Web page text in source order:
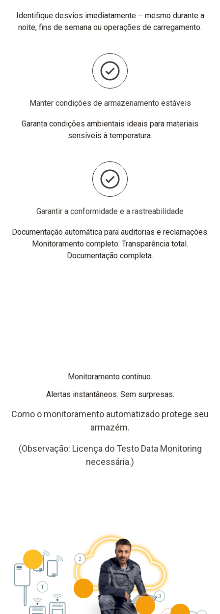
Identifique desvios imediatamente – mesmo durante a
noite, fins de semana ou operações de carregamento.
Manter condições de armazenamento estáveis
Garanta condições ambientais ideais para materiais
sensíveis à temperatura.
Garantir a conformidade e a rastreabilidade
Documentação automática para auditorias e reclamações.
Monitoramento completo. Transparência total.
Documentação completa.
Monitoramento contínuo.
Alertas instantâneos. Sem surpresas.
Como o monitoramento automatizado protege seu
armazém.
(Observação: Licença do Testo Data Monitoring
necessária.)